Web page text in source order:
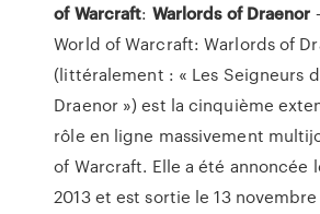
of Warcraft: Warlords of Draenor
World of Warcraft: Warlords of
(littéralement : « Les Seigneurs
Draenor ») est la cinquième
rôle en ligne massivement
of Warcraft. Elle a été annoncée
2013 et est sortie le 13